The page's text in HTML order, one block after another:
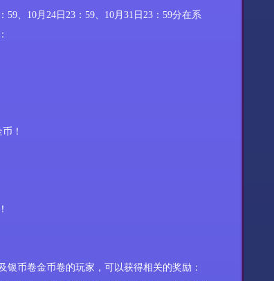
59、 10月 24日 23： 59、 10月 31 日 23： 59分在系
币 ！
！
币卷金币卷的玩家，可以获得相关的奖励：